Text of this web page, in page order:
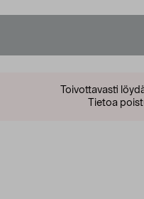
Toivottavasti
Tietoa